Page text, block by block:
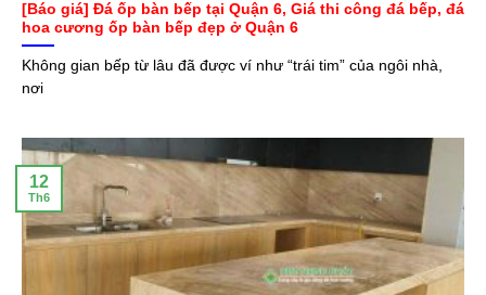
[Báo giá] Đá ốp bàn bếp tại Quận 6, Giá thi công đá bếp, đá
hoa cương ốp bàn bếp đẹp ở Quận 6
Không gian bếp từ lâu đã được ví như “trái tim” của ngôi nhà,
nơi
12
Th6